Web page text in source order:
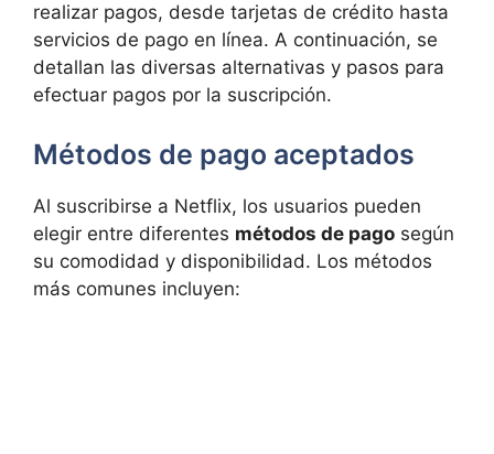
realizar pagos, desde tarjetas de crédito hasta
servicios de pago en línea. A continuación, se
detallan las diversas alternativas y pasos para
efectuar pagos por la suscripción.
Métodos de pago aceptados
Al suscribirse a Netflix, los usuarios pueden
elegir entre diferentes métodos de pago según
su comodidad y disponibilidad. Los métodos
más comunes incluyen: